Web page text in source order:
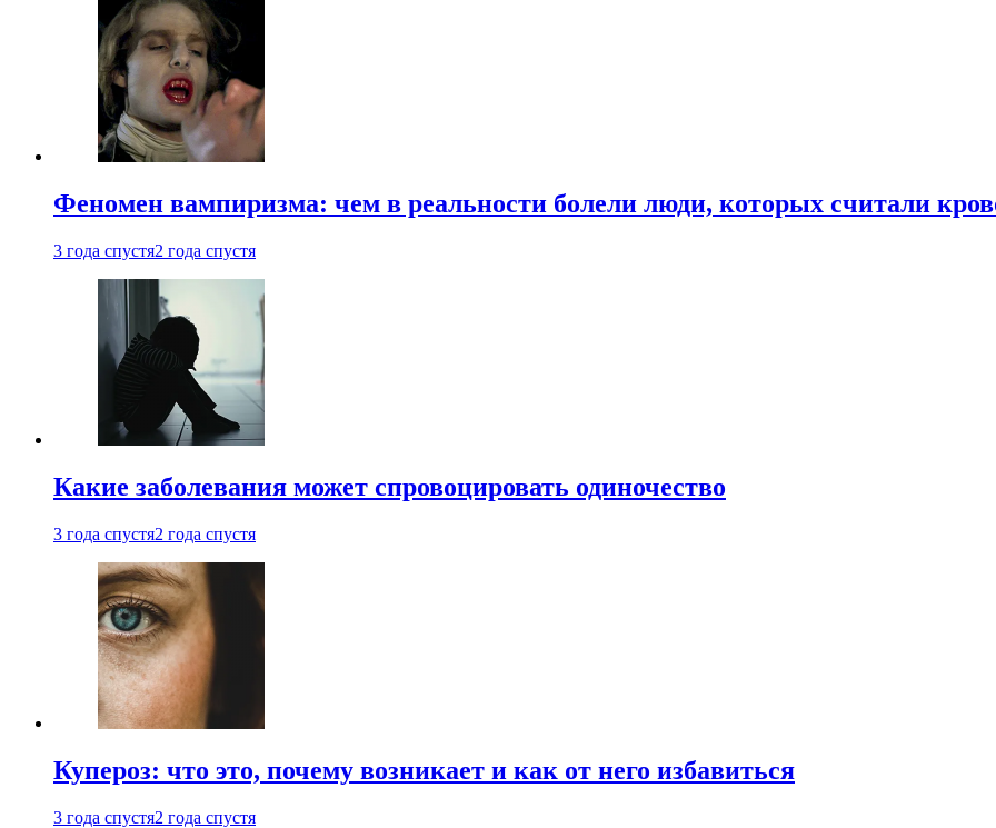
Феномен вампиризма: чем в реальности болели люди, которых считали
3 года спустя2 года спустя
Какие заболевания может спровоцировать одиночество
3 года спустя2 года спустя
Купероз: что это, почему возникает и как от него избавиться
3 года спустя2 года спустя